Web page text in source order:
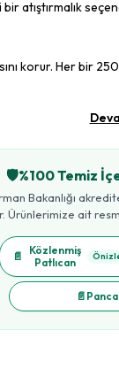
atıştırmalık
korur. Her
🛡️%100 Temiz
Bakanlığı
Ürünlerimize ait
📄
Közlenmiş
Patlıcan
📄